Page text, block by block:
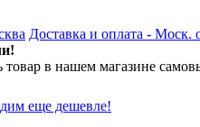
Доставка и оплата - Моск.
в нашем магазине
еще дешевле!